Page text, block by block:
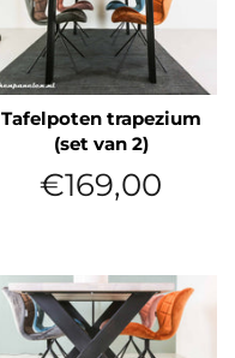
Tafelpoten trapezium
(set van 2)
Normale
prijs
€169,00